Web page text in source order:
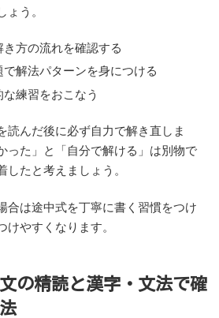
う。
方の流れを確認する
解法パターンを身につける
練習をおこなう
読んだ後に必ず自力で解き直しま
った」と「自分で解ける」は別物で
たと考えましょう。
合は途中式を丁寧に書く習慣をつけ
やすくなります。
の精読と漢字・文法で確